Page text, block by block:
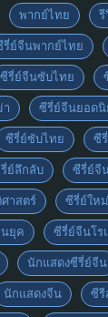
พากย์ไทย รี
รี่ย์จีนพากย์ไทย
ซีรี่ย์จีนซับไทย
า ซีรี่ย์จีนยอด
ซีรี่ย์ซับไทย ซี
ย์ลึกลับ ซีรี่ย์จี
าสตร์ ซีรี่ย์ให
ยุค ซีรี่ย์จีนโร
นักแสดงซีรี่ย์จีน
นักแสดงจีน ซีรี